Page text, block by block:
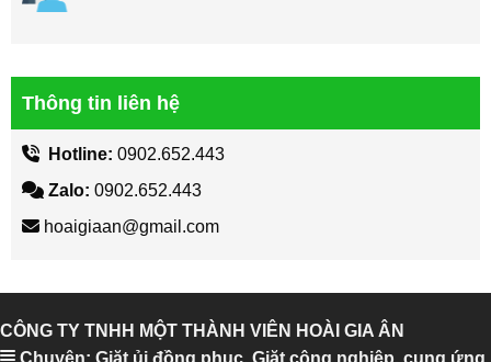
Thông tin liên hệ
Hotline: 0902.652.443
Zalo: 0902.652.443
hoaigiaan@gmail.com
CÔNG TY TNHH MỘT THÀNH VIÊN HOÀI GIA ÂN
Chuyên: Giặt ủi đồng phục, Giặt công nghiệp, cung ứng